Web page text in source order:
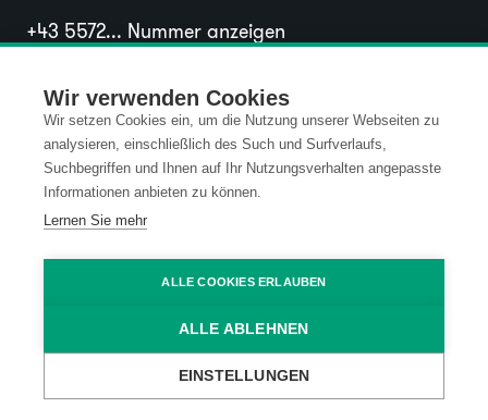
Wir verwenden Cookies
Wir setzen Cookies ein, um die Nutzung unserer Webseiten zu
analysieren, einschließlich des Such und Surfverlaufs,
Suchbegriffen und Ihnen auf Ihr Nutzungsverhalten angepasste
Informationen anbieten zu können.
Lernen Sie mehr
ALLE COOKIES ERLAUBEN
ALLE ABLEHNEN
EINSTELLUNGEN
+43 5572... Nummer anzeigen
Standort Wien (A)